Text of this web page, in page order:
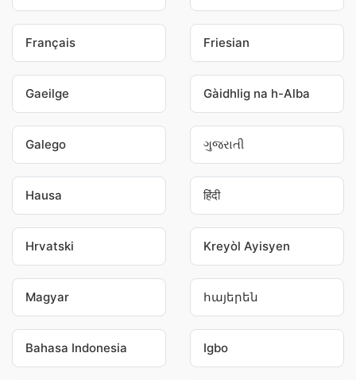
Français Friesian
Gaeilge Gàidhlig na h-Alba
Galego ગુજરાતી
Hausa हिंदी
Hrvatski Kreyòl Ayisyen
Magyar հայերեն
Bahasa Indonesia Igbo